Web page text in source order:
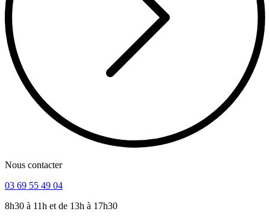
Nous contacter
03 69 55 49 04
8h30 à 11h et de 13h à 17h30